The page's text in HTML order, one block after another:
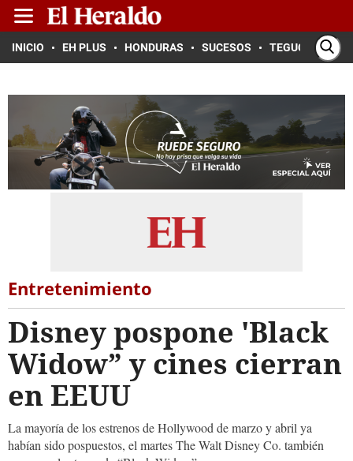
INICIO EH PLUS HONDURAS SUCESOS TEGUCIGALPA
Entretenimiento
Disney pospone 'Black
Widow” y cines cierran
en EEUU
La mayoría de los estrenos de Hollywood de marzo y abril ya
habían sido pospuestos, el martes The Walt Disney Co. también